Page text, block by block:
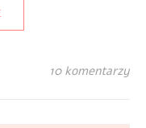
10 komentarzy